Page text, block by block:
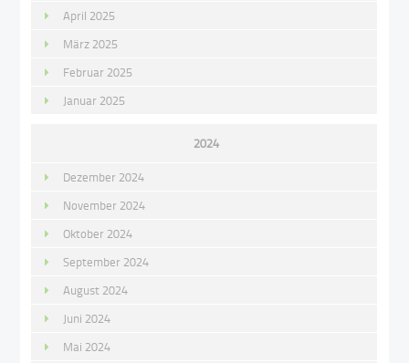
April 2025
März 2025
Februar 2025
Januar 2025
2024
Dezember 2024
November 2024
Oktober 2024
September 2024
August 2024
Juni 2024
Mai 2024